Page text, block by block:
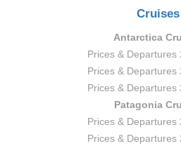
Cruises
Antarctica
Prices & Departures
Prices & Departures
Prices & Departures
Patagonia
Prices & Departures
Prices & Departures